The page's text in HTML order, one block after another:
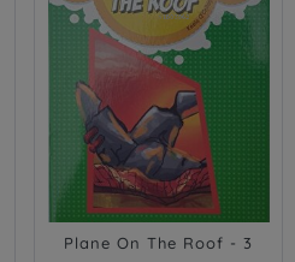
Plane On The Roof - 3